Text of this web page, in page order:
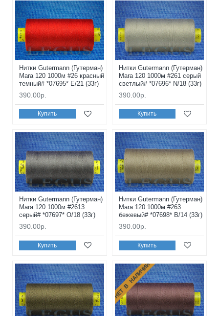
Нитки Gutermann (Гутерман)
Mara 120 1000м #26 красный
темный# *07695* E/21 (33г)
390.00р.
Купить
Нитки Gutermann (Гутерман)
Mara 120 1000м #261 серый
светлый# *07696* N/18 (33г)
390.00р.
Купить
Нитки Gutermann (Гутерман)
Mara 120 1000м #2613
серый# *07697* O/18 (33г)
390.00р.
Купить
Нитки Gutermann (Гутерман)
Mara 120 1000м #263
бежевый# *07698* B/14 (33г)
390.00р.
Купить
НЕТ В НАЛИЧИИ